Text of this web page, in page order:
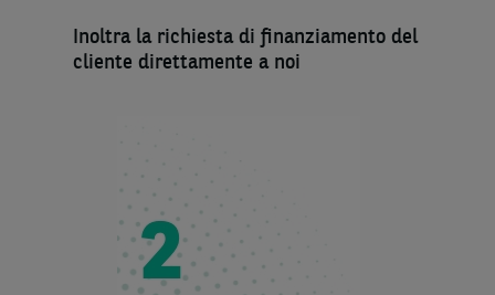
Inoltra la richiesta di finanziamento del
cliente direttamente a noi